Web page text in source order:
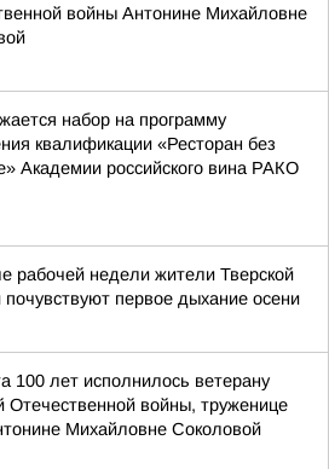
войны Антонине Михайловне
набор на программу
квалификации «Ресторан без
Академии российского вина РАКО
рабочей недели жители Тверской
почувствуют первое дыхание осени
100 лет исполнилось ветерану
Отечественной войны, труженице
Михайловне Соколовой